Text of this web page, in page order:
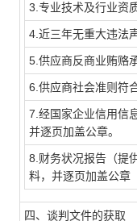
3.专业技术及行业资
4.近三年无重大违法
5.供应商反商业贿赂
6.供应商社会准则符
7.经国家企业信用信
并逐页加盖公章。
8.财务状况报告（提
料，并逐页加盖公章
四、谈判文件的获取